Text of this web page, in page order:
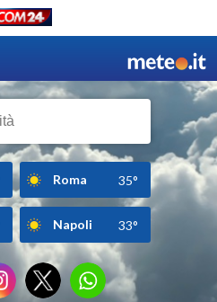
Roma 35°
Napoli 33°